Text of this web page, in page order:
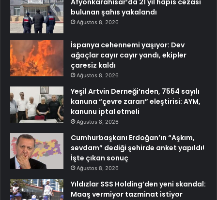
bulunan şahıs yakalandı
Ağustos 8, 2026
İspanya cehennemi yaşıyor: Dev
ağaçlar cayır cayır yandı, ekipler
çaresiz kaldı
Ağustos 8, 2026
Yeşil Artvin Derneği’nden, 7554 sayılı
kanuna “çevre zararı” eleştirisi: AYM,
kanunu iptal etmeli
Ağustos 8, 2026
Cumhurbaşkanı Erdoğan’ın “Aşkım,
sevdam” dediği şehirde anket yapıldı!
İşte çıkan sonuç
Ağustos 8, 2026
Yıldızlar SSS Holding’den yeni skandal:
Maaş vermiyor tazminat istiyor